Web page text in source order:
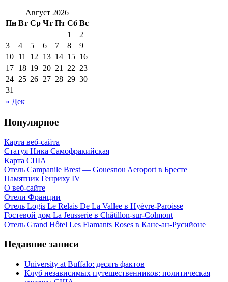
Август 2026
Пн Вт Ср Чт Пт Сб Вс
« Дек
1
2
3
4 5 6 7 8
9
10 11 12 13 14 15 16
17 18 19 20 21 22 23
24 25 26 27 28 29 30
31
Популярное
Карта веб-сайта
Статуя Ника Самофракийская
Карта США
Отель Campanile Brest — Gouesnou Aeroport в Бресте
Памятник Генриху IV
О веб-сайте
Отели Франции
Отель Logis Le Relais De La Vallee в Hyèvre-Paroisse
Гостевой дом La Jeusserie в Châtillon-sur-Colmont
Отель Grand Hôtel Les Flamants Roses в Кане-ан-Русийоне
Недавние записи
University at Buffalo: десять фактов
Клуб независимых путешественников: политическая